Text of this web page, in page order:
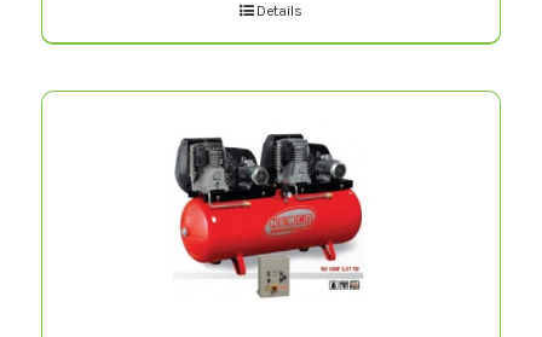
Details